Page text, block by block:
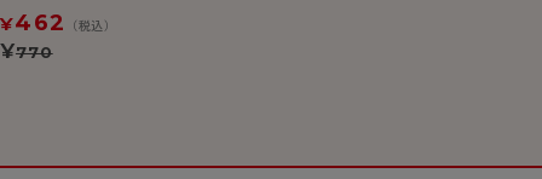
ートショーツ
¥462 （税込）
¥770